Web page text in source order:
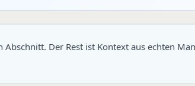
Der Rest ist Kontext aus echten